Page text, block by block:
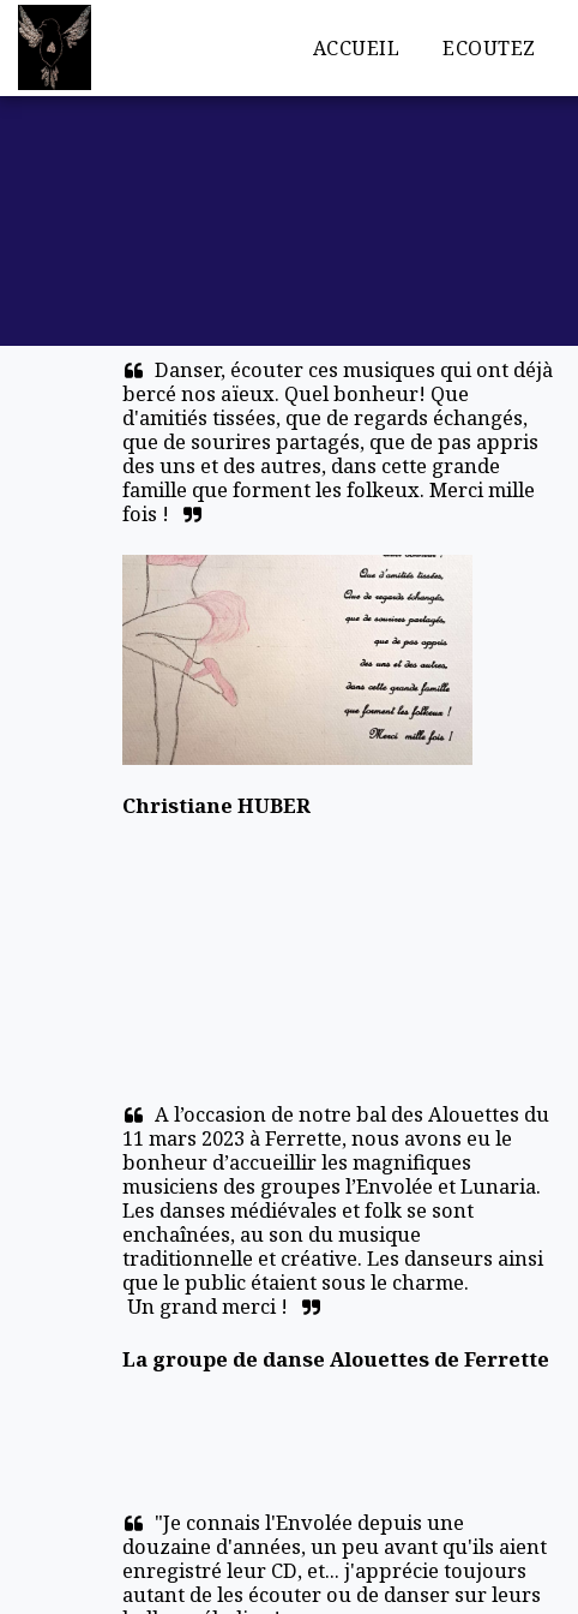
ACCUEIL ECOUTEZ
Danser, écouter ces musiques qui ont déjà
bercé nos aïeux. Quel bonheur! Que
d'amitiés tissées, que de regards échangés,
que de sourires partagés, que de pas appris
des uns et des autres, dans cette grande
famille que forment les folkeux. Merci mille
fois !
Christiane HUBER
A l’occasion de notre bal des Alouettes du
11 mars 2023 à Ferrette, nous avons eu le
bonheur d’accueillir les magnifiques
musiciens des groupes l’Envolée et Lunaria.
Les danses médiévales et folk se sont
enchaînées, au son du musique
traditionnelle et créative. Les danseurs ainsi
que le public étaient sous le charme.
Un grand merci !
La groupe de danse Alouettes de Ferrette
"Je connais l'Envolée depuis une
douzaine d'années, un peu avant qu'ils aient
enregistré leur CD, et... j'apprécie toujours
autant de les écouter ou de danser sur leurs